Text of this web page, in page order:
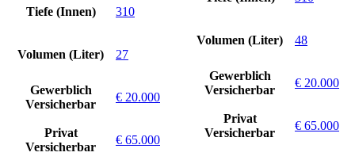
Tiefe (Innen) 310
Volumen (Liter) 27
Gewerblich
Versicherbar
€ 20.000
Privat
Versicherbar
€ 65.000
Volumen (Liter) 48
Gewerblich
Versicherbar
€ 20.000
Privat
Versicherbar
€ 65.000